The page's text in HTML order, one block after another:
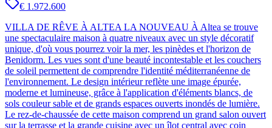
€ 1.972.600
VILLA DE RÊVE À ALTEA LA NOUVEAU À Altea se trouve
une spectaculaire maison à quatre niveaux avec un style décoratif
unique, d'où vous pourrez voir la mer, les pinèdes et l'horizon de
Benidorm. Les vues sont d'une beauté incontestable et les couchers
de soleil permettent de comprendre l'identité méditerranéenne de
l'environnement. Le design intérieur reflète une image épurée,
moderne et lumineuse, grâce à l'application d'éléments blancs, de
sols couleur sable et de grands espaces ouverts inondés de lumière.
Le rez-de-chaussée de cette maison comprend un grand salon ouvert
sur la terrasse et la grande cuisine avec un îlot central avec coin